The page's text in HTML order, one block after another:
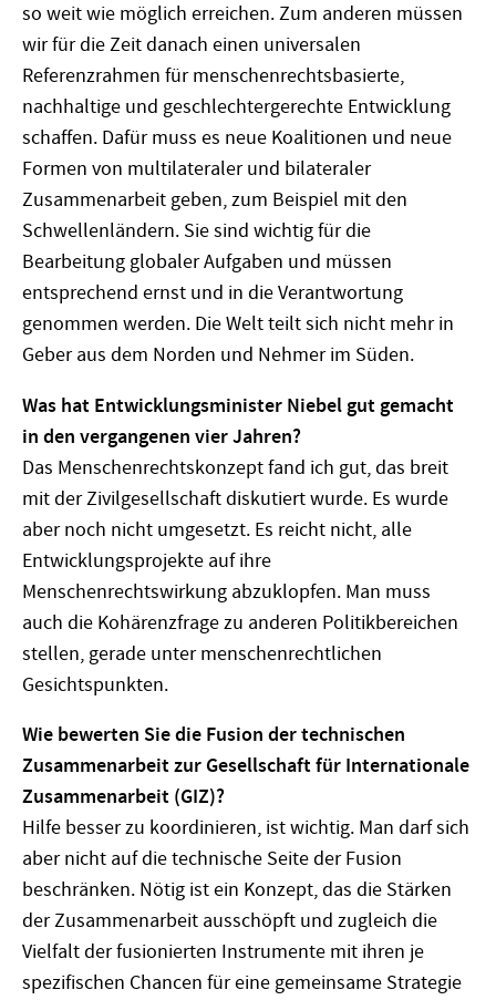
so weit wie möglich erreichen. Zum anderen müssen
wir für die Zeit danach einen universalen
Referenzrahmen für menschenrechtsbasierte,
nachhaltige und geschlechtergerechte Entwicklung
schaffen. Dafür muss es neue Koalitionen und neue
Formen von multilateraler und bilateraler
Zusammenarbeit geben, zum Beispiel mit den
Schwellenländern. Sie sind wichtig für die
Bearbeitung globaler Aufgaben und müssen
entsprechend ernst und in die Verantwortung
genommen werden. Die Welt teilt sich nicht mehr in
Geber aus dem Norden und Nehmer im Süden.
Was hat Entwicklungsminister Niebel gut gemacht
in den vergangenen vier Jahren?
Das Menschenrechtskonzept fand ich gut, das breit
mit der Zivilgesellschaft diskutiert wurde. Es wurde
aber noch nicht umgesetzt. Es reicht nicht, alle
Entwicklungsprojekte auf ihre
Menschenrechtswirkung abzuklopfen. Man muss
auch die Kohärenzfrage zu anderen Politikbereichen
stellen, gerade unter menschenrechtlichen
Gesichtspunkten.
Wie bewerten Sie die Fusion der technischen
Zusammenarbeit zur Gesellschaft für Internationale
Zusammenarbeit (GIZ)?
Hilfe besser zu koordinieren, ist wichtig. Man darf sich
aber nicht auf die technische Seite der Fusion
beschränken. Nötig ist ein Konzept, das die Stärken
der Zusammenarbeit ausschöpft und zugleich die
Vielfalt der fusionierten Instrumente mit ihren je
spezifischen Chancen für eine gemeinsame Strategie